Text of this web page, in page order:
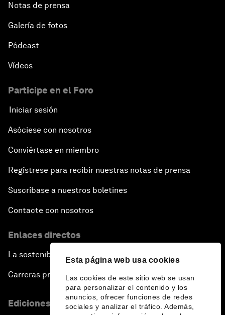
Esta página web usa cookies
Las cookies de este sitio web se usan
para personalizar el contenido y los
anuncios, ofrecer funciones de redes
sociales y analizar el tráfico. Además,
Notas de prensa
Galería de fotos
Pódcast
Vídeos
Participe en el Foro
Iniciar sesión
Asóciese con nosotros
Conviértase en miembro
Regístrese para recibir nuestras notas de prensa
Suscríbase a nuestros boletines
Contacte con nosotros
Enlaces directos
La sostenibilidad en el Foro
Carreras profesionales
Ediciones en otros idiomas